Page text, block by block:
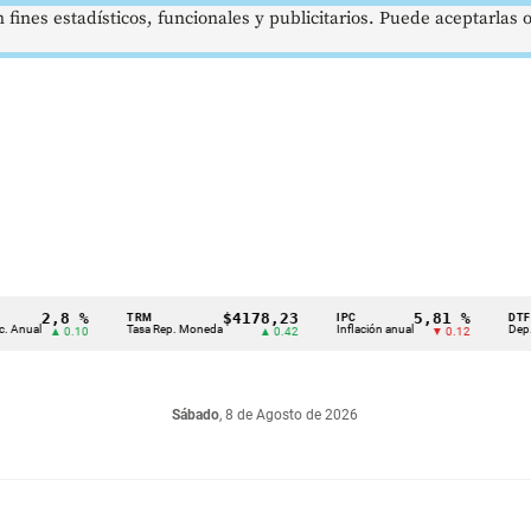
%
▲ 0.10
TRM
Tasa Rep. Moneda
$4178,23
▲ 0.42
IPC
Inflación anual
5,81 %
▼ 0.12
DTF
Dep.
Sábado, 8 de Agosto de 2026
estadísticos, funcionales y publicitarios. Puede aceptarlas